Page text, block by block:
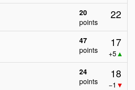
20
points
22
47
points
17
+5▲
24
points
18
−1 ▼